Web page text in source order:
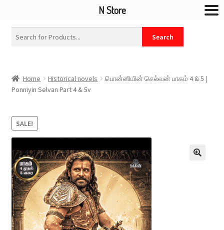
Home Historical novels
பொன்னியின் செல்வன் பாகம் 4 & 5 |
Ponniyin Selvan Part 4 & 5v
SALE!
N Store